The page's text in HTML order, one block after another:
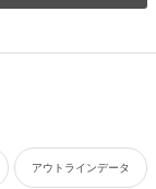
アウトラインデータ